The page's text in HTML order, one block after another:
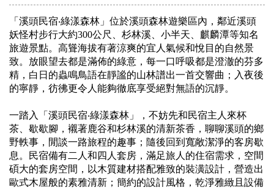
「溪頭民宿‧綠漾森林」位於溪頭森林遊樂區內，鄰近溪頭
妖怪村步行大約300公尺、杉林溪、小半天、麒麟潭等知名
旅遊景點。高聳海拔有著涼爽的宜人氣候和悅目的自然景
致。放眼望去都是滿佈的綠意，每一口呼吸都是澄澈的芬多
精，白日的蟲鳴鳥語在靜謐的山林譜出一首交響曲；入夜後
的寧靜，彷彿更令人能夠徹底享受絕對無語的沉靜。
一踏入「溪頭民宿‧綠漾森林」，不妨先和民宿主人來杯
茶、歇歇腳，襯著鹿谷和杉林溪的清新茶香，聊聊溪頭的鄉
野軼事，閒談一路旅程的趣事；隨後回到寬敞潔淨的客房歇
息。民宿備有二人和四人套房，滿足旅人的住宿需求，空間
碩大的套房空間，以木質建材搭配雅致的裝潢設計，營造出
歐式木屋般的素雅清新；簡約的設計風格，乾淨雅緻且設備